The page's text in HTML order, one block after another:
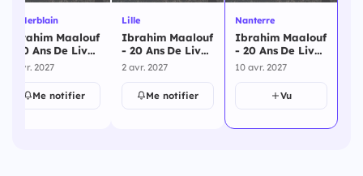
St Herblain
Ibrahim Maalouf
- 20 Ans De Live !
- St Herblain - 1
1 avr. 2027
Me notifier
Lille
Ibrahim Maalouf
- 20 Ans De Live !
- Lille - 2 avril
2 avr. 2027
Me notifier
Nanterre
Ibrahim Maalouf
- 20 Ans De Live !
- Nanterre - 10
10 avr. 2027
Vu